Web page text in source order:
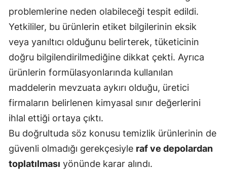
Tokat
Trabzon
Tunceli
Şanlıurfa
Uşak
Yozgat
Zonguldak
problemlerine neden olabileceği tespit edildi.
Yetkililer, bu ürünlerin etiket bilgilerinin eksik
veya yanıltıcı olduğunu belirterek, tüketicinin
doğru bilgilendirilmediğine dikkat çekti. Ayrıca
ürünlerin formülasyonlarında kullanılan
maddelerin mevzuata aykırı olduğu, üretici
firmaların belirlenen kimyasal sınır değerlerini
ihlal ettiği ortaya çıktı.
Bu doğrultuda söz konusu temizlik ürünlerinin de
güvenli olmadığı gerekçesiyle raf ve depolardan
toplatılması yönünde karar alındı.